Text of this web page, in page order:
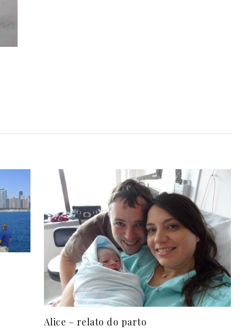
Alice – relato do parto